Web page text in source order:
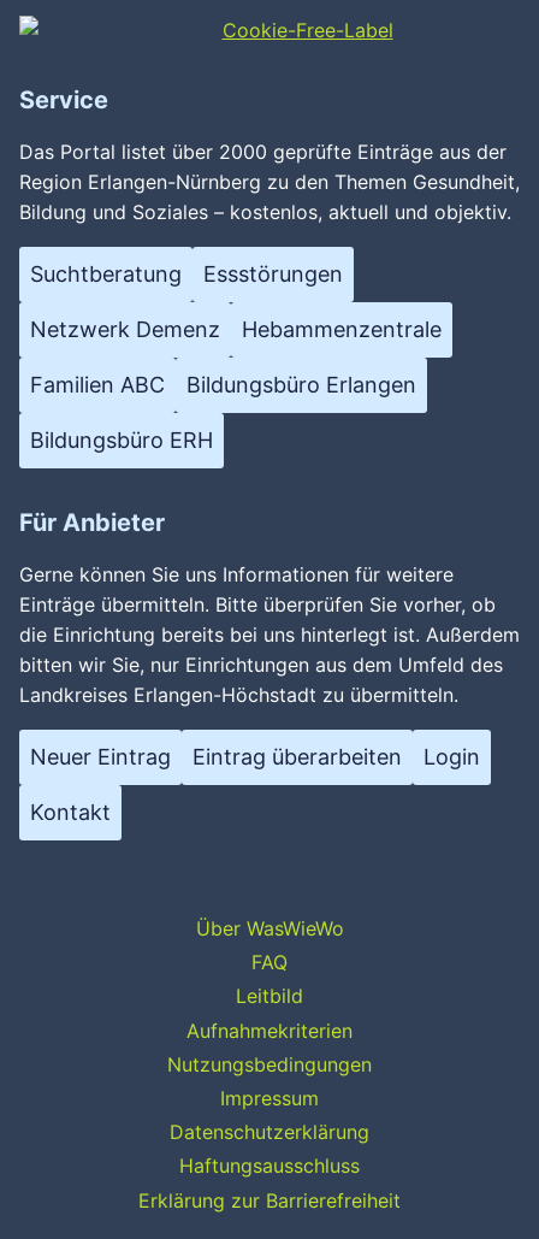
Service
Das Portal listet über 2000 geprüfte Einträge aus der
Region Erlangen-Nürnberg zu den Themen Gesundheit,
Bildung und Soziales – kostenlos, aktuell und objektiv.
Suchtberatung Essstörungen
Netzwerk Demenz Hebammenzentrale
Familien ABC Bildungsbüro Erlangen
Bildungsbüro ERH
Für Anbieter
Gerne können Sie uns Informationen für weitere
Einträge übermitteln. Bitte überprüfen Sie vorher, ob
die Einrichtung bereits bei uns hinterlegt ist. Außerdem
bitten wir Sie, nur Einrichtungen aus dem Umfeld des
Landkreises Erlangen-Höchstadt zu übermitteln.
Neuer Eintrag Eintrag überarbeiten Login
Kontakt
Über WasWieWo
FAQ
Leitbild
Aufnahmekriterien
Nutzungsbedingungen
Impressum
Datenschutzerklärung
Haftungsausschluss
Erklärung zur Barrierefreiheit